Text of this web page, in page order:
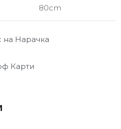
на Нарачка
Карти
80cm